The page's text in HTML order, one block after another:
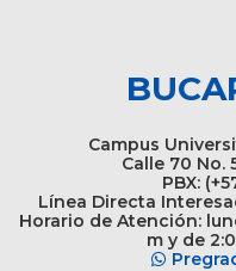
Campus
Calle 70 No.
PBX:
Línea Directa
Horario de Atención:
m y de